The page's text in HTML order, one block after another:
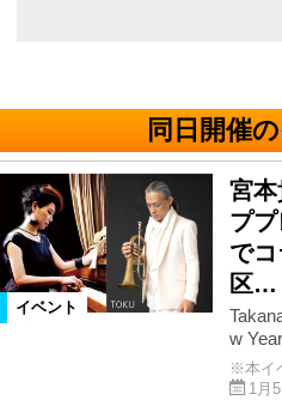
同日開催
イベント
宮
プ
で
区…
w
※本イ
1月5